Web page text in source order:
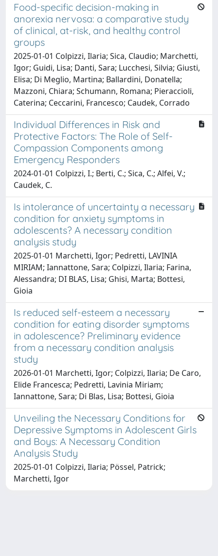
Food-specific decision-making in
anorexia nervosa: a comparative study
of clinical, at-risk, and healthy control
groups
2025-01-01 Colpizzi, Ilaria; Sica, Claudio; Marchetti,
Igor; Guidi, Lisa; Danti, Sara; Lucchesi, Silvia; Giusti,
Elisa; Di Meglio, Martina; Ballardini, Donatella;
Mazzoni, Chiara; Schumann, Romana; Pieraccioli,
Caterina; Ceccarini, Francesco; Caudek, Corrado
Individual Differences in Risk and
Protective Factors: The Role of Self-
Compassion Components among
Emergency Responders
2024-01-01 Colpizzi, I.; Berti, C.; Sica, C.; Alfei, V.;
Caudek, C.
Is intolerance of uncertainty a necessary
condition for anxiety symptoms in
adolescents? A necessary condition
analysis study
2025-01-01 Marchetti, Igor; Pedretti, LAVINIA
MIRIAM; Iannattone, Sara; Colpizzi, Ilaria; Farina,
Alessandra; DI BLAS, Lisa; Ghisi, Marta; Bottesi,
Gioia
Is reduced self-esteem a necessary
condition for eating disorder symptoms
in adolescence? Preliminary evidence
from a necessary condition analysis
study
2026-01-01 Marchetti, Igor; Colpizzi, Ilaria; De Caro,
Elide Francesca; Pedretti, Lavinia Miriam;
Iannattone, Sara; Di Blas, Lisa; Bottesi, Gioia
Unveiling the Necessary Conditions for
Depressive Symptoms in Adolescent Girls
and Boys: A Necessary Condition
Analysis Study
2025-01-01 Colpizzi, Ilaria; Pössel, Patrick;
Marchetti, Igor